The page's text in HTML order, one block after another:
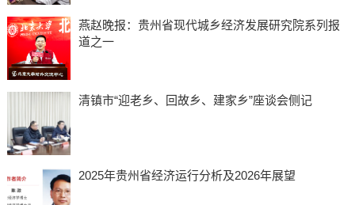
燕赵晚报：贵州省现代城乡经济发展研究院系列报
道之一
清镇市“迎老乡、回故乡、建家乡”座谈会侧记
2025年贵州省经济运行分析及2026年展望